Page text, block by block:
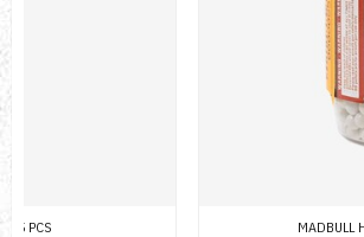
MADBULL HEAVY WHITE 0.43G